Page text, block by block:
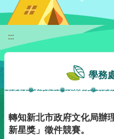
:::
學務
轉知新北市政府文化局辦
新星獎」徵件競賽。